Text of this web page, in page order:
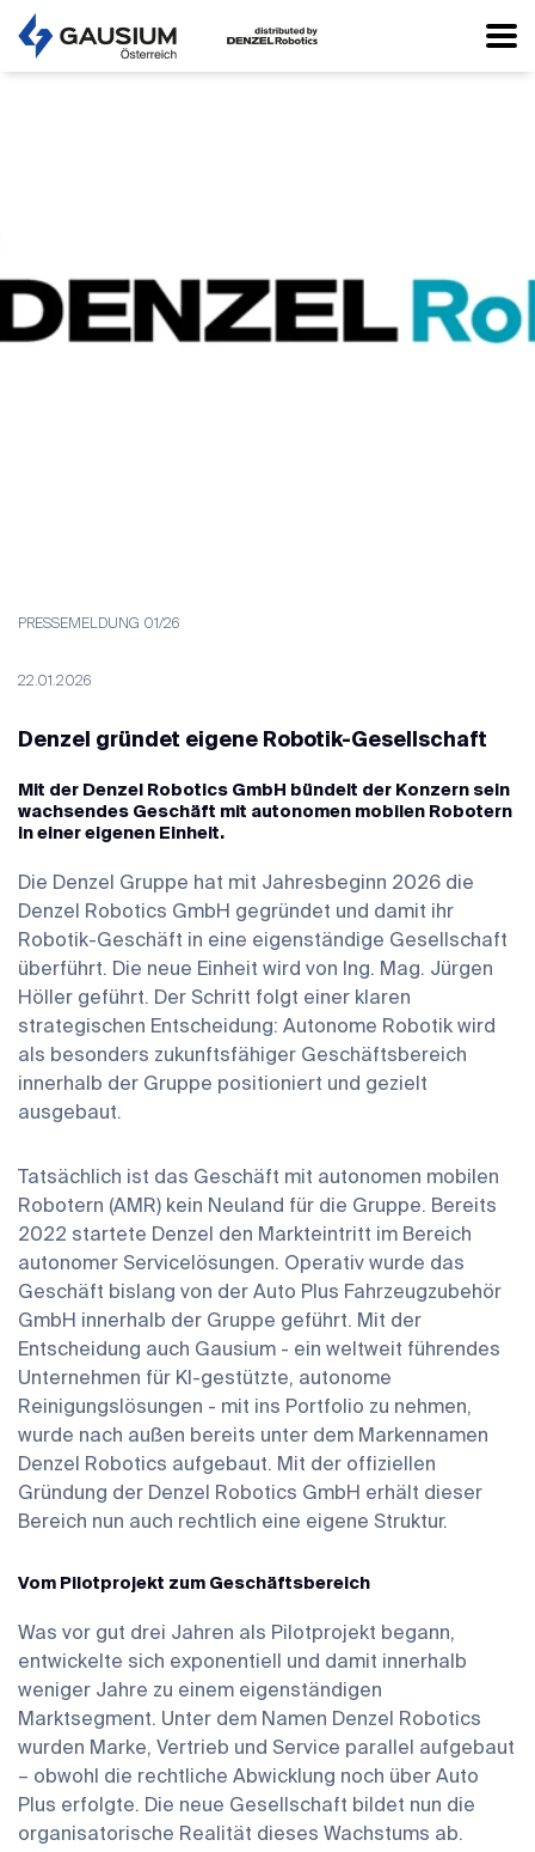
PRESSEMELDUNG 01/26
22.01.2026
Denzel gründet eigene Robotik-Gesellschaft
Mit der Denzel Robotics GmbH bündelt der Konzern sein
wachsendes Geschäft mit autonomen mobilen Robotern
in einer eigenen Einheit.
Die Denzel Gruppe hat mit Jahresbeginn 2026 die
Denzel Robotics GmbH gegründet und damit ihr
Robotik-Geschäft in eine eigenständige Gesellschaft
überführt. Die neue Einheit wird von Ing. Mag. Jürgen
Höller geführt. Der Schritt folgt einer klaren
strategischen Entscheidung: Autonome Robotik wird
als besonders zukunftsfähiger Geschäftsbereich
innerhalb der Gruppe positioniert und gezielt
ausgebaut.
Tatsächlich ist das Geschäft mit autonomen mobilen
Robotern (AMR) kein Neuland für die Gruppe. Bereits
2022 startete Denzel den Markteintritt im Bereich
autonomer Servicelösungen. Operativ wurde das
Geschäft bislang von der Auto Plus Fahrzeugzubehör
GmbH innerhalb der Gruppe geführt. Mit der
Entscheidung auch Gausium - ein weltweit führendes
Unternehmen für KI-gestützte, autonome
Reinigungslösungen - mit ins Portfolio zu nehmen,
wurde nach außen bereits unter dem Markennamen
Denzel Robotics aufgebaut. Mit der offiziellen
Gründung der Denzel Robotics GmbH erhält dieser
Bereich nun auch rechtlich eine eigene Struktur.
Vom Pilotprojekt zum Geschäftsbereich
Was vor gut drei Jahren als Pilotprojekt begann,
entwickelte sich exponentiell und damit innerhalb
weniger Jahre zu einem eigenständigen
Marktsegment. Unter dem Namen Denzel Robotics
wurden Marke, Vertrieb und Service parallel aufgebaut
– obwohl die rechtliche Abwicklung noch über Auto
Plus erfolgte. Die neue Gesellschaft bildet nun die
organisatorische Realität dieses Wachstums ab.